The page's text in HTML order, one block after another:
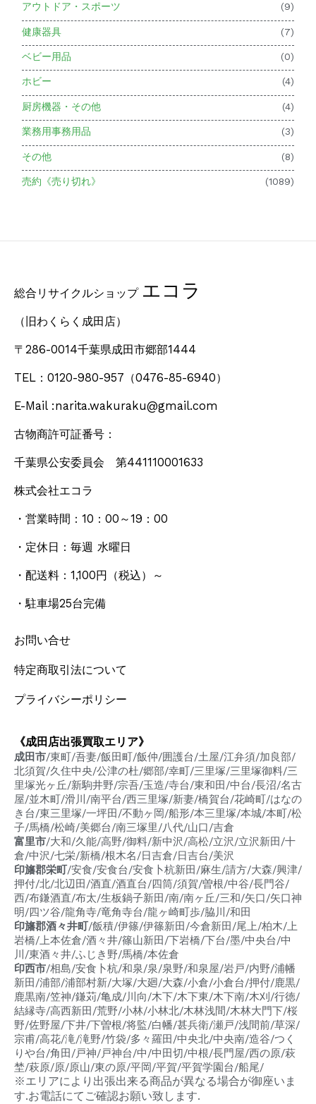
アウトドア・スポーツ (9)
健康器具 (7)
ベビー用品 (0)
ホビー (4)
厨房機器・その他 (4)
業務用事務用品 (3)
その他 (8)
売約《売り切れ》 (1089)
総合リサイクルショップ エコラ
（旧わくらく成田店）
〒286-0014千葉県成田市郷部1444
TEL：0120-980-957 （0476-85-6940）
E-Mail :narita.wakuraku@gmail.com
古物商許可証番号：
千葉県公安委員会 第441110001633
株式会社エコラ
・営業時間：10：00～19：00
・定休日：毎週 水曜日
・配送料：1,100円 （税込） ～
・駐車場25台完備
お問い合せ
特定商取引法について
プライバシーポリシー
《成田店出張買取エリア》
成田市/東町/吾妻/飯田町/飯仲/囲護台/土屋/江弁須/加良部/
北須賀/久住中央/公津の杜/郷部/幸町/三里塚/三里塚御料/三
里塚光ヶ丘/新駒井野/宗吾/玉造/寺台/東和田/中台/長沼/名古
屋/並木町/滑川/南平台/西三里塚/新妻/橋賀台/花崎町/はなの
き台/東三里塚/一坪田/不動ヶ岡/船形/本三里塚/本城/本町/松
子/馬橋/松崎/美郷台/南三塚里/八代/山口/吉倉
富里市/大和/久能/高野/御料/新中沢/高松/立沢/立沢新田/十
倉/中沢/七栄/新橋/根木名/日吉倉/日吉台/美沢
印旛郡栄町/安食/安食台/安食卜杭新田/麻生/請方/大森/興津/
押付/北/北辺田/酒直/酒直台/四筒/須賀/曽根/中谷/長門谷/
西/布鎌酒直/布太/生板鍋子新田/南/南ヶ丘/三和/矢口/矢口神
明/四ツ谷/龍角寺/竜角寺台/龍ヶ崎町歩/脇川/和田
印旛郡酒々井町/飯積/伊篠/伊篠新田/今倉新田/尾上/柏木/上
岩橋/上本佐倉/酒々井/篠山新田/下岩橋/下台/墨/中央台/中
川/東酒々井/ふじき野/馬橋/本佐倉
印西市/相島/安食卜杭/和泉/泉/泉野/和泉屋/岩戸/内野/浦幡
新田/浦部/浦部村新/大塚/大廻/大森/小倉/小倉台/押付/鹿黒/
鹿黒南/笠神/鎌苅/亀成/川向/木下/木下東/木下南/木刈/行徳/
結縁寺/高西新田/荒野/小林/小林北/木林浅間/木林大門下/桜
野/佐野屋/下井/下曽根/将監/白幡/甚兵衛/瀬戸/浅間前/草深/
宗甫/高花/滝/滝野/竹袋/多々羅田/中央北/中央南/造谷/つく
りや台/角田/戸神/戸神台/中/中田切/中根/長門屋/西の原/萩
埜/萩原/原/原山/東の原/平岡/平賀/平賀学園台/船尾/
※エリアにより出張出来る商品が異なる場合が御座いま
す.お電話にてご確認お願い致します.